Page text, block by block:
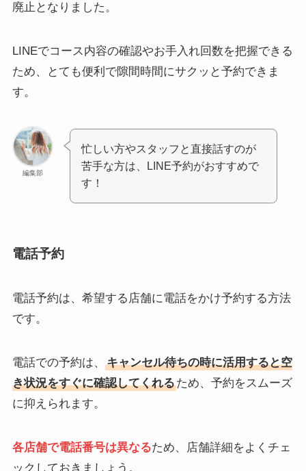
廃止となりました。
LINEでコース内容の確認やお手入れ回数を把握できる
ため、とても便利で隙間時間にサクッと予約できま
す。
編集部
忙しい方やスタッフと直接話すのが
苦手な方は、LINE予約がおすすめで
す！
電話予約
電話予約は、希望する店舗に電話をかけ予約する方法
です。
電話での予約は、
キャンセル待ちの時に活用すると空
き状況をすぐに確認してくれるため、予約をスムーズ
に抑えられます。
各店舗で電話番号は異なるため、店舗詳細をよくチェ
ックしておきましょう。